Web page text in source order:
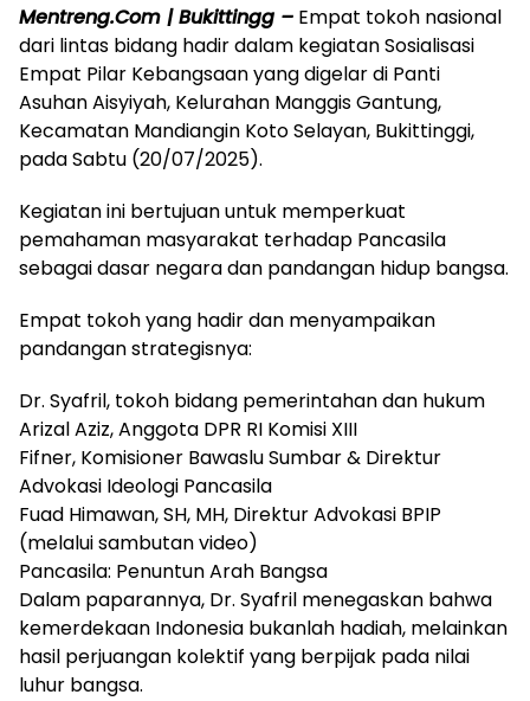
Mentreng.Com | Bukittingg – Empat tokoh nasional
dari lintas bidang hadir dalam kegiatan Sosialisasi
Empat Pilar Kebangsaan yang digelar di Panti
Asuhan Aisyiyah, Kelurahan Manggis Gantung,
Kecamatan Mandiangin Koto Selayan, Bukittinggi,
pada Sabtu (20/07/2025).
Kegiatan ini bertujuan untuk memperkuat
pemahaman masyarakat terhadap Pancasila
sebagai dasar negara dan pandangan hidup bangsa.
Empat tokoh yang hadir dan menyampaikan
pandangan strategisnya:
Dr. Syafril, tokoh bidang pemerintahan dan hukum
Arizal Aziz, Anggota DPR RI Komisi XIII
Fifner, Komisioner Bawaslu Sumbar & Direktur
Advokasi Ideologi Pancasila
Fuad Himawan, SH, MH, Direktur Advokasi BPIP
(melalui sambutan video)
Pancasila: Penuntun Arah Bangsa
Dalam paparannya, Dr. Syafril menegaskan bahwa
kemerdekaan Indonesia bukanlah hadiah, melainkan
hasil perjuangan kolektif yang berpijak pada nilai
luhur bangsa.